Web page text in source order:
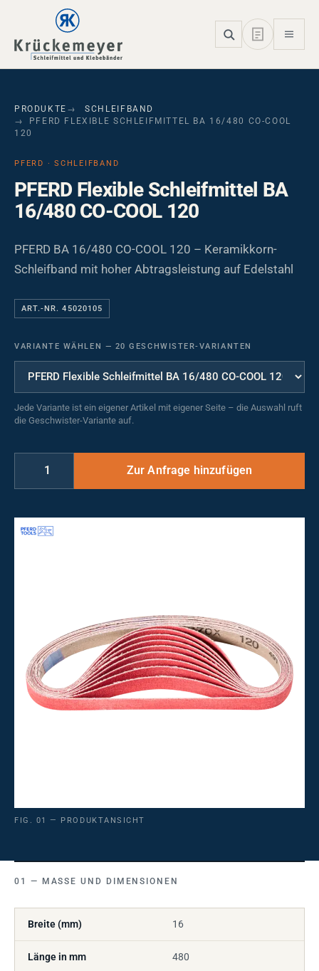
Skip to main navigation
Skip to main content
Skip to page footer
PRODUKTE
SCHLEIFBAND
PFERD FLEXIBLE SCHLEIFMITTEL BA 16/480 CO-COOL
120
PFERD · SCHLEIFBAND
PFERD Flexible Schleifmittel BA
16/480 CO-COOL 120
PFERD BA 16/480 CO-COOL 120 – Keramikkorn-
Schleifband mit hoher Abtragsleistung auf Edelstahl
ART.-NR. 45020105
VARIANTE WÄHLEN — 20 GESCHWISTER-VARIANTEN
Jede Variante ist ein eigener Artikel mit eigener Seite – die Auswahl ruft
die Geschwister-Variante auf.
FIG. 01 — PRODUKTANSICHT
MASSE UND DIMENSIONEN
Breite (mm) 16
Länge in mm 480